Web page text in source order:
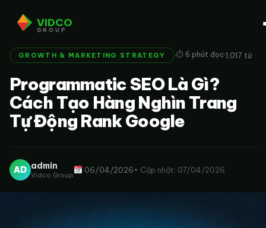
VIDCO
GROUP
GROWTH & MARKETING STRATEGY ·⏱ 6 phút đọc·1,017 từ
Programmatic SEO Là Gì?
Cách Tạo Hàng Nghìn Trang
Tự Động Rank Google
AD admin
Vidco Group
06/04/2026• Cập nhật: 07/04/2026